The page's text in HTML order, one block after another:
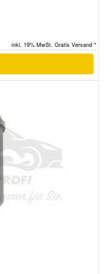
inkl. 19% MwSt. Gratis Versand *